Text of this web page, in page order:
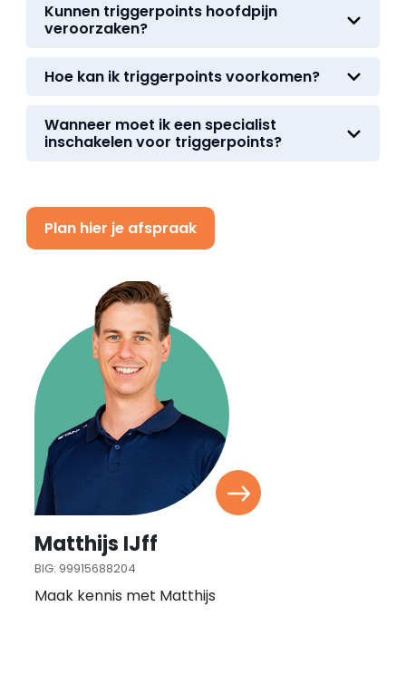
Kunnen triggerpoints hoofdpijn
veroorzaken?
Hoe kan ik triggerpoints voorkomen?
Wanneer moet ik een specialist
inschakelen voor triggerpoints?
Plan hier je afspraak
Matthijs IJff
BIG: 99915688204
Maak kennis met Matthijs